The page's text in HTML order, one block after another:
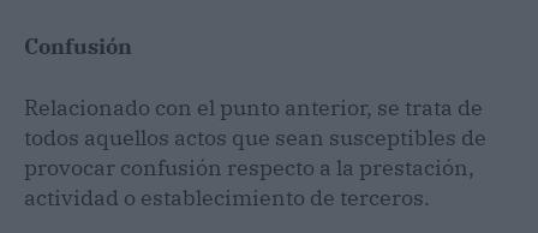
Confusión
Relacionado con el punto anterior, se trata de
todos aquellos actos que sean susceptibles de
provocar confusión respecto a la prestación,
actividad o establecimiento de terceros.